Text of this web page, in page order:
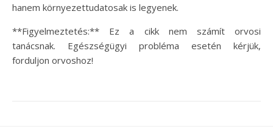
hanem környezettudatosak is legyenek.
**Figyelmeztetés:** Ez a cikk nem számít orvosi
tanácsnak. Egészségügyi probléma esetén kérjük,
forduljon orvoshoz!